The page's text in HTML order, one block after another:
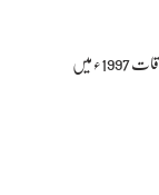
امیرالعظیم صاحب سے میری پہلی ملاقات 1997ء میں